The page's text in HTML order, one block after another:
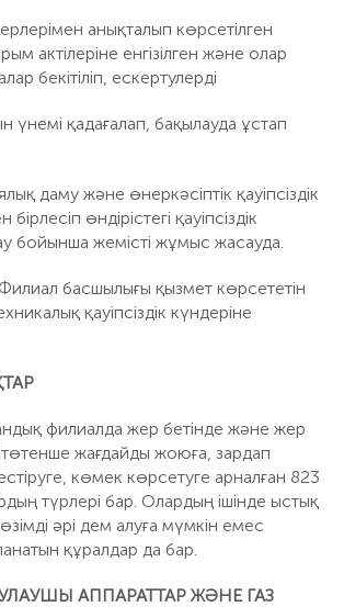
анықталып көрсетілген
актілеріне енгізілген және олар
бекітіліп, ескертулерді
қадағалап, бақылауда ұстап
даму және өнеркәсіптік қауіпсіздік
өндірістегі қауіпсіздік
бойынша жемісті жұмыс жасауда.
басшылығы қызмет көрсететін
қауіпсіздік күндеріне
филиалда жер бетінде және жер
төтенше жағдайды жоюға, зардап
көмек көрсетуге арналған 823
түрлері бар. Олардың ішінде ыстық
әрі дем алуға мүмкін емес
құралдар да бар.
АППАРАТТАР ЖӘНЕ ГАЗ